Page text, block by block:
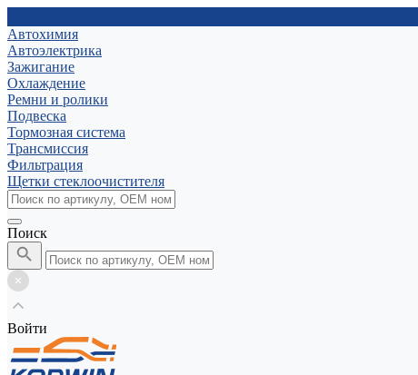
Автохимия
Автоэлектрика
Зажигание
Охлаждение
Ремни и ролики
Подвеска
Тормозная система
Трансмиссия
Фильтрация
Щетки стеклоочистителя
Поиск
Войти